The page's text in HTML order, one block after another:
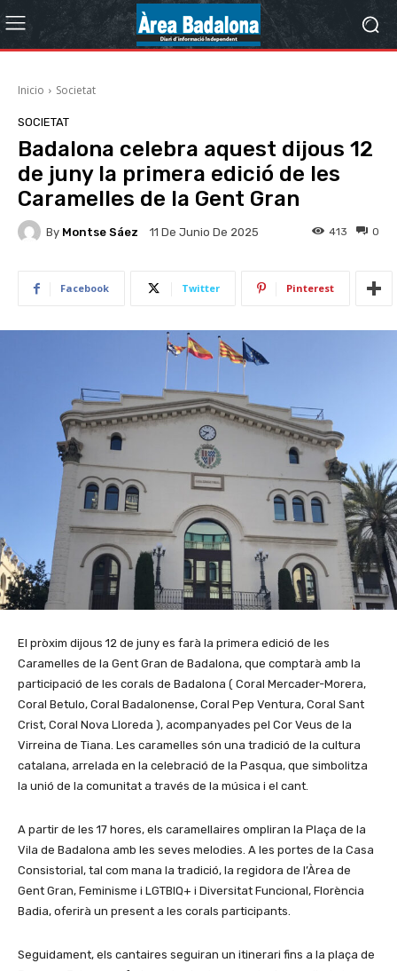
Inicio Societat
SOCIETAT
Badalona celebra aquest dijous 12
de juny la primera edició de les
Caramelles de la Gent Gran
By Montse Sáez 11 De Junio De 2025 0
413
Facebook Twitter Pinterest
El pròxim dijous 12 de juny es farà la primera edició de les
Caramelles de la Gent Gran de Badalona, que comptarà amb la
participació de les corals de Badalona ( Coral Mercader-Morera,
Coral Betulo, Coral Badalonense, Coral Pep Ventura, Coral Sant
Crist, Coral Nova Lloreda ), acompanyades pel Cor Veus de la
Virreina de Tiana. Les caramelles són una tradició de la cultura
catalana, arrelada en la celebració de la Pasqua, que simbolitza
la unió de la comunitat a través de la música i el cant.
A partir de les 17 hores, els caramellaires ompliran la Plaça de la
Vila de Badalona amb les seves melodies. A les portes de la Casa
Consistorial, tal com mana la tradició, la regidora de l’Àrea de
Gent Gran, Feminisme i LGTBIQ+ i Diversitat Funcional, Florència
Badia, oferirà un present a les corals participants.
Seguidament, els cantaires seguiran un itinerari fins a la plaça de